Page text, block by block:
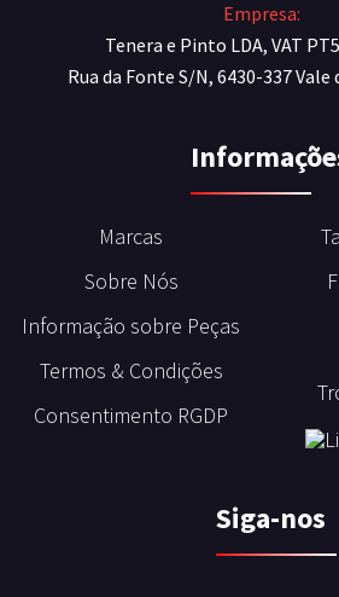
Empresa:
Tenera e Pinto LDA, VAT
Rua da Fonte S/N, 6430-337 Vale
Marcas
Sobre Nós
Informação sobre Peças
Termos & Condições
Consentimento RGDP
Siga-nos